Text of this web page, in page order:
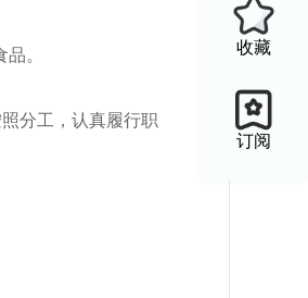
收藏
订阅
。
分工，认真履行职